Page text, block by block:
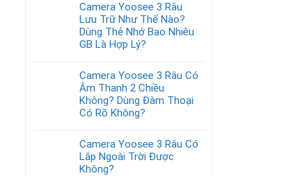
Camera Yoosee 3 Râu
Lưu Trữ Như Thế Nào?
Dùng Thẻ Nhớ Bao Nhiêu
GB Là Hợp Lý?
Camera Yoosee 3 Râu Có
Âm Thanh 2 Chiều
Không? Dùng Đàm Thoại
Có Rõ Không?
Camera Yoosee 3 Râu Có
Lắp Ngoài Trời Được
Không?